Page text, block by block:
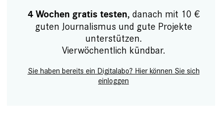
4 Wochen gratis testen, danach mit 10 €
guten Journalismus und gute Projekte
unterstützen.
Vierwöchentlich kündbar.
Sie haben bereits ein Digitalabo? Hier können Sie sich
einloggen